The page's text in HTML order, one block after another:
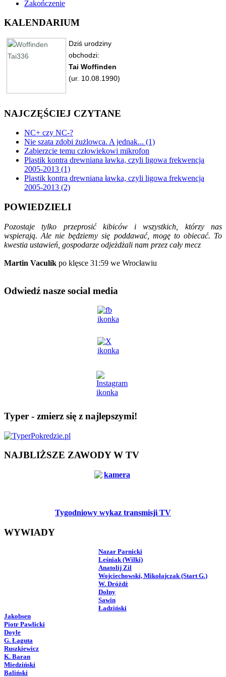
Zakończenie
KALENDARIUM
NAJCZĘŚCIEJ CZYTANE
NC+ czy NC-?
Nie szata zdobi żużlowca. A jednak... (1)
Zabierzcie temu człowiekowi mikrofon
Plastik kontra drewniana ławka, czyli ligowa frekwencja
2005-2013 (1)
Plastik kontra drewniana ławka, czyli ligowa frekwencja
2005-2013 (2)
POWIEDZIELI
Pozostaje tylko przeprosić kibiców i wszystkich, którzy nas
wspierają. Ale nie będziemy się poddawać, mogę to obiecać. To
kwestia ustawień, gospodarze odjeżdżali nam przez cały mecz
Martin Vaculík po klęsce 31:59 we Wrocławiu
Odwiedź nasze social media
Typer - zmierz się z najlepszymi!
NAJBLIŻSZE ZAWODY W TV
Tygodniowy wykaz transmisji TV
WYWIADY
Nazar Parnicki
Leśniak (Wilki)
Anatolij Zil
Wojciechowski, Mikołajczak (Start G.)
W. Dróżdż
Dolny
Sawin
Ładziński
Jakobsen
Piotr Pawlicki
Doyle
G. Łaguta
Ruszkiewicz
K. Baran
Miedziński
Baliński